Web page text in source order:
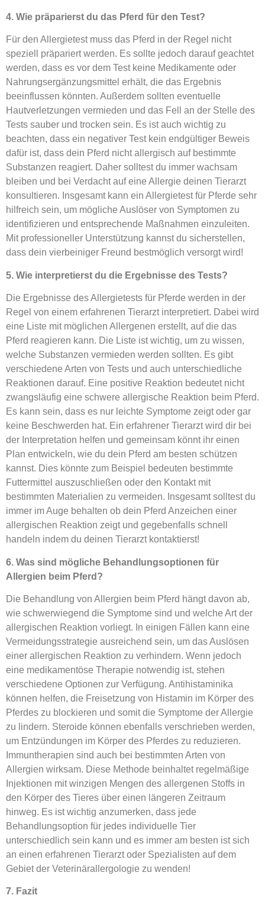
4. Wie präparierst du das Pferd für den Test?
Für den Allergietest muss das Pferd in der Regel nicht
speziell präpariert werden. Es sollte jedoch darauf geachtet
werden, dass es vor dem Test keine Medikamente oder
Nahrungsergänzungsmittel erhält, die das Ergebnis
beeinflussen könnten. Außerdem sollten eventuelle
Hautverletzungen vermieden und das Fell an der Stelle des
Tests sauber und trocken sein. Es ist auch wichtig zu
beachten, dass ein negativer Test kein endgültiger Beweis
dafür ist, dass dein Pferd nicht allergisch auf bestimmte
Substanzen reagiert. Daher solltest du immer wachsam
bleiben und bei Verdacht auf eine Allergie deinen Tierarzt
konsultieren. Insgesamt kann ein Allergietest für Pferde sehr
hilfreich sein, um mögliche Auslöser von Symptomen zu
identifizieren und entsprechende Maßnahmen einzuleiten.
Mit professioneller Unterstützung kannst du sicherstellen,
dass dein vierbeiniger Freund bestmöglich versorgt wird!
5. Wie interpretierst du die Ergebnisse des Tests?
Die Ergebnisse des Allergietests für Pferde werden in der
Regel von einem erfahrenen Tierarzt interpretiert. Dabei wird
eine Liste mit möglichen Allergenen erstellt, auf die das
Pferd reagieren kann. Die Liste ist wichtig, um zu wissen,
welche Substanzen vermieden werden sollten. Es gibt
verschiedene Arten von Tests und auch unterschiedliche
Reaktionen darauf. Eine positive Reaktion bedeutet nicht
zwangsläufig eine schwere allergische Reaktion beim Pferd.
Es kann sein, dass es nur leichte Symptome zeigt oder gar
keine Beschwerden hat. Ein erfahrener Tierarzt wird dir bei
der Interpretation helfen und gemeinsam könnt ihr einen
Plan entwickeln, wie du dein Pferd am besten schützen
kannst. Dies könnte zum Beispiel bedeuten bestimmte
Futtermittel auszuschließen oder den Kontakt mit
bestimmten Materialien zu vermeiden. Insgesamt solltest du
immer im Auge behalten ob dein Pferd Anzeichen einer
allergischen Reaktion zeigt und gegebenfalls schnell
handeln indem du deinen Tierarzt kontaktierst!
6. Was sind mögliche Behandlungsoptionen für
Allergien beim Pferd?
Die Behandlung von Allergien beim Pferd hängt davon ab,
wie schwerwiegend die Symptome sind und welche Art der
allergischen Reaktion vorliegt. In einigen Fällen kann eine
Vermeidungsstrategie ausreichend sein, um das Auslösen
einer allergischen Reaktion zu verhindern. Wenn jedoch
eine medikamentöse Therapie notwendig ist, stehen
verschiedene Optionen zur Verfügung. Antihistaminika
können helfen, die Freisetzung von Histamin im Körper des
Pferdes zu blockieren und somit die Symptome der Allergie
zu lindern. Steroide können ebenfalls verschrieben werden,
um Entzündungen im Körper des Pferdes zu reduzieren.
Immuntherapien sind auch bei bestimmten Arten von
Allergien wirksam. Diese Methode beinhaltet regelmäßige
Injektionen mit winzigen Mengen des allergenen Stoffs in
den Körper des Tieres über einen längeren Zeitraum
hinweg. Es ist wichtig anzumerken, dass jede
Behandlungsoption für jedes individuelle Tier
unterschiedlich sein kann und es immer am besten ist sich
an einen erfahrenen Tierarzt oder Spezialisten auf dem
Gebiet der Veterinärallergologie zu wenden!
7. Fazit